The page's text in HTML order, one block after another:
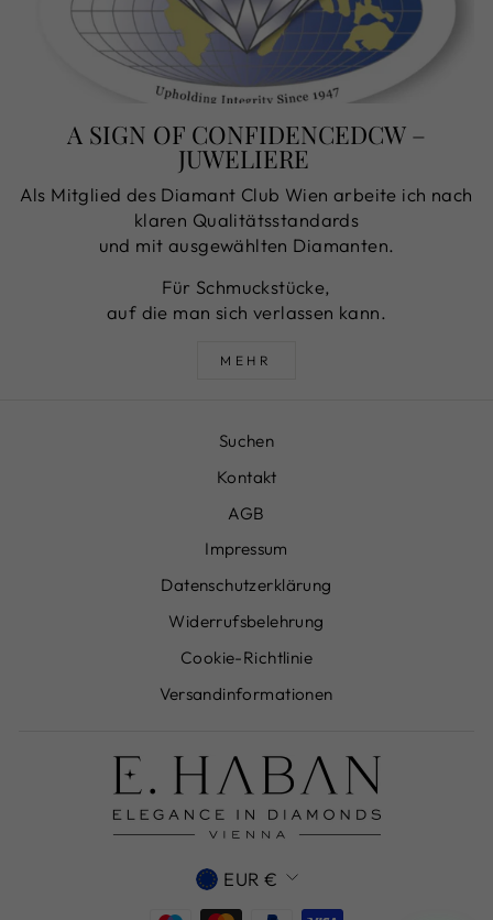
A SIGN OF CONFIDENCEDCW –
JUWELIERE
Als Mitglied des Diamant Club Wien arbeite ich nach
klaren Qualitätsstandards
und mit ausgewählten Diamanten.
Für Schmuckstücke,
auf die man sich verlassen kann.
MEHR
Suchen
Kontakt
AGB
Impressum
Datenschutzerklärung
Widerrufsbelehrung
Cookie-Richtlinie
Versandinformationen
WÄHRUNG
EUR €